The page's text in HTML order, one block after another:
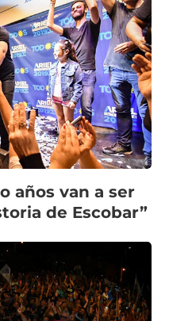
años van a ser
de Escobar”